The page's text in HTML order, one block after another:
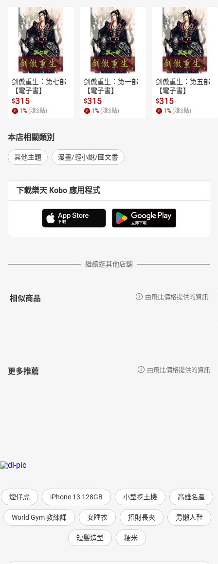
剑傲重生：第七部
【電子書】
$315
1 % (賺3點)
剑傲重生：第一部
【電子書】
$315
1 % (賺3點)
剑傲重生：第五部
【電子書】
$315
1 % (賺3點)
本店相關類別
其他主題 漫畫/輕小說/圖文書
下載樂天 Kobo 應用程式
繼續逛其他店舖
相似商品 由飛比價格提供的資訊
更多推薦 由飛比價格提供的資訊
煙仔虎 iPhone 13 128GB 小型挖土機 高雄名產
World Gym 教練課 女睡衣 招財長夾 男懶人鞋
短髮造型 粳米